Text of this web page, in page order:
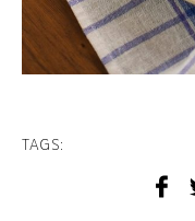
TAGS: